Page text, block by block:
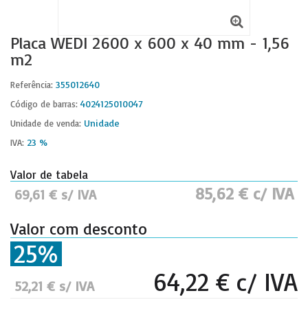
Placa WEDI 2600 x 600 x 40 mm - 1,56
m2
Referência: 355012640
Código de barras: 4024125010047
Unidade de venda: Unidade
IVA: 23 %
Valor de tabela
69,61 € s/ IVA 85,62 € c/ IVA
Valor com desconto
25%
52,21 € s/ IVA 64,22 € c/ IVA